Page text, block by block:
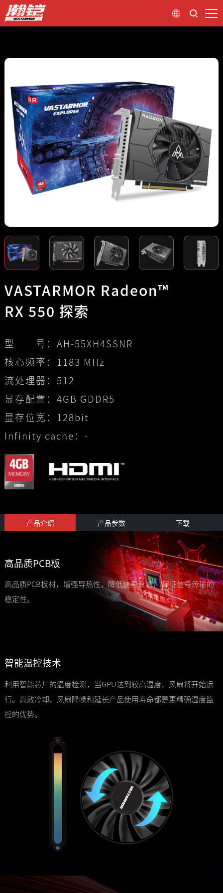
VASTARMOR Radeon™
RX 550 探索
型 号： AH-55XH4SSNR
核心频率： 1183 MHz
流处理器： 512
显存配置： 4GB GDDR5
显存位宽： 128bit
Infinity cache： -
产品介绍 产品参数 下载
高品质PCB板
高品质PCB板材，增强导热性，降低信号衰减， 保证信号传输的
稳定性。
智能温控技术
利用智能芯片的温度检测，当GPU达到较高温度，风扇将开始运
行。高效冷却、风扇降噪和延长产品使用寿命都是更精确温度监
控的优势。